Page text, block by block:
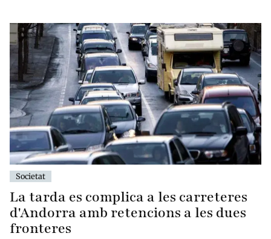
Societat
La tarda es complica a les carreteres
d'Andorra amb retencions a les dues
fronteres